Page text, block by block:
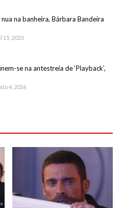
na banheira, Bárbara Bandeira
15, 2020
se na antestreia de ‘Playback’,
4, 2026